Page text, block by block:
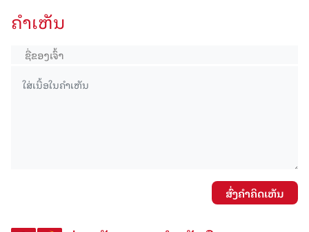
ຄໍາເຫັນ
ສົ່ງຄໍາຄິດເຫັນ